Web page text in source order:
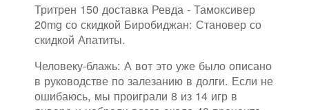
Тритрен 150 доставка Ревда - Тамоксивер
20mg со скидкой Биробиджан: Становер со
скидкой Апатиты.
Человеку-блажь: А вот это уже было описано
в руководстве по залезанию в долги. Если не
ошибаюсь, мы проиграли 8 из 14 игр в